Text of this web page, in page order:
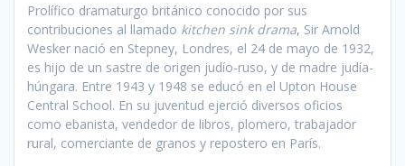
Prolífico dramaturgo británico conocido por sus
contribuciones al llamado kitchen sink drama, Sir Arnold
Wesker nació en Stepney, Londres, el 24 de mayo de 1932,
es hijo de un sastre de origen judío-ruso, y de madre judía-
húngara. Entre 1943 y 1948 se educó en el Upton House
Central School. En su juventud ejerció diversos oficios
como ebanista, vendedor de libros, plomero, trabajador
rural, comerciante de granos y repostero en París.